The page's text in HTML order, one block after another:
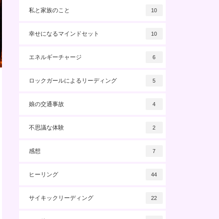
私と家族のこと 10
幸せになるマインドセット 10
エネルギーチャージ 6
ロックガールによるリーディング 5
娘の交通事故 4
不思議な体験 2
感想 7
ヒーリング 44
サイキックリーディング 22